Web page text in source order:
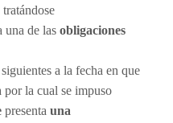
tratándose
una de las obligaciones
a la fecha en que
por la cual se impuso
presenta una